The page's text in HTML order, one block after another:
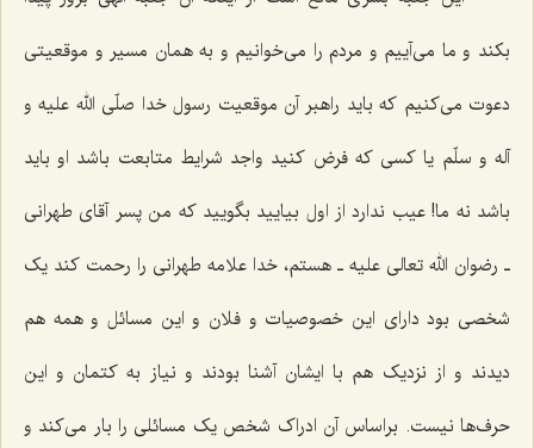
بکند و ما می‌آییم و مردم را می‌خوانیم و به همان مسیر و موقعیتی
دعوت می‌کنیم که باید راهبر آن موقعیت رسول خدا صلّی الله علیه و
آله و سلّم یا کسی که فرض کنید واجد شرایط متابعت باشد او باید
باشد نه ما! عیب ندارد از اول بیایید بگویید که من پسر آقای طهرانی
ـ رضوان الله تعالی علیه ـ هستم، خدا علامه طهرانی را رحمت کند یک
شخصی بود دارای این خصوصیات و فلان و این مسائل و همه هم
دیدند و از نزدیک هم با ایشان آشنا بودند و نیاز به کتمان و این
حرف‌ها نیست. براساس آن ادراک شخص یک مسائلی را بار می‌کند و